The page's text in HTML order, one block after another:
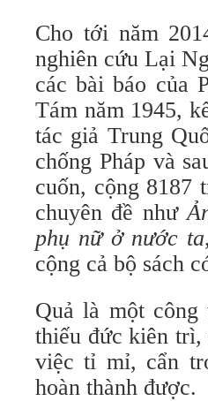
Cho tới năm
nghiên cứu Lại
các bài báo của
Tám năm 1945,
tác giả Trung
chống Pháp và
cuốn, cộng 8187
chuyên đề như
phụ nữ ở nước ta,
cộng cả bộ sách
Quả là một
thiếu đức kiên trì,
việc tỉ mỉ, cẩn
hoàn thành được.